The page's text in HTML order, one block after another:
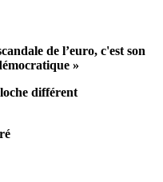
de l’euro, c'est son
»
différent